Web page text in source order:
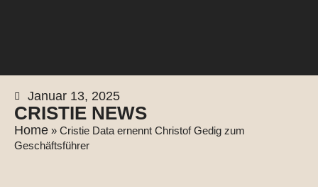
Januar 13, 2025
CRISTIE NEWS
Home » Cristie Data ernennt Christof Gedig zum
Geschäftsführer